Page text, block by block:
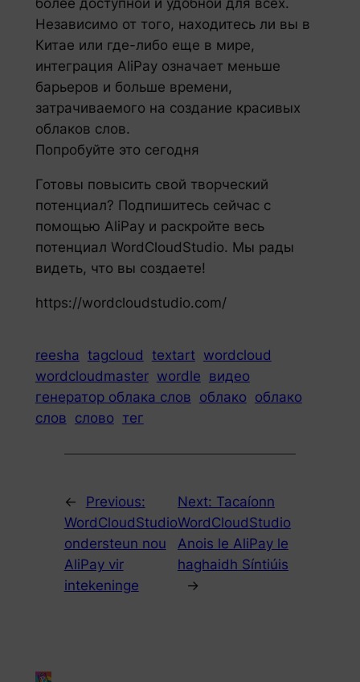
более доступной и удобной для всех.
Независимо от того, находитесь ли вы в
Китае или где-либо еще в мире,
интеграция AliPay означает меньше
барьеров и больше времени,
затрачиваемого на создание красивых
облаков слов.
Попробуйте это сегодня
Готовы повысить свой творческий
потенциал? Подпишитесь сейчас с
помощью AliPay и раскройте весь
потенциал WordCloudStudio. Мы рады
видеть, что вы создаете!
https://wordcloudstudio.com/
reesha tagcloud textart wordcloud
wordcloudmaster wordle видео
генератор облака слов облако облако
слов слово тег
←
Previous:
WordCloudStudio
ondersteun nou
AliPay vir
intekeninge
Next: Tacaíonn
WordCloudStudio
Anois le AliPay le
haghaidh Síntiúis
→